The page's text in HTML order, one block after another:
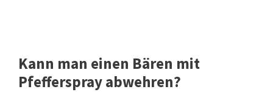
Kann man einen Bären mit
Pfefferspray abwehren?